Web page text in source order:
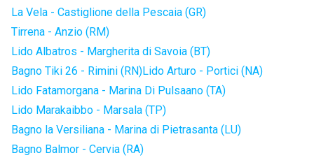
La Vela - Castiglione della Pescaia (GR)
Tirrena - Anzio (RM)
Lido Albatros - Margherita di Savoia (BT)
Bagno Tiki 26 - Rimini (RN)Lido Arturo - Portici (NA)
Lido Fatamorgana - Marina Di Pulsaano (TA)
Lido Marakaibbo - Marsala (TP)
Bagno la Versiliana - Marina di Pietrasanta (LU)
Bagno Balmor - Cervia (RA)